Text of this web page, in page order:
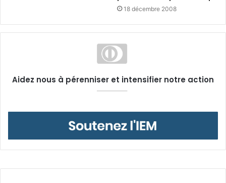
18 décembre 2008
Aidez nous à pérenniser et intensifier notre action